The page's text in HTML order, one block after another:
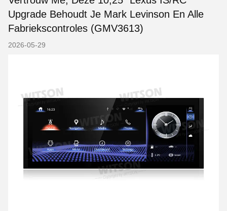
Upgrade Behoudt Je Mark Levinson En Alle
Fabriekscontroles (GMV3613)
2026-05-29